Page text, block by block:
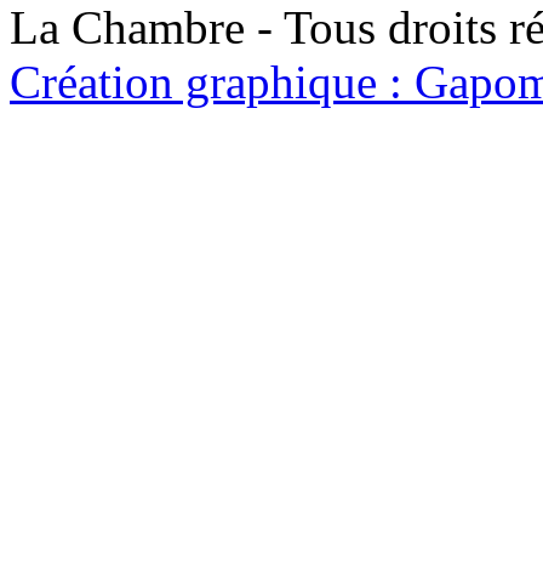
La Chambre - Tous droits
Création graphique :